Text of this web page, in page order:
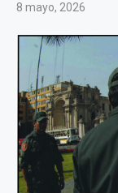
8 mayo, 2026